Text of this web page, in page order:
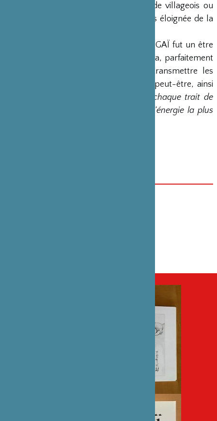
portraits de poètes mais également de villageois ou
citadins, d’une époque pas encore très éloignée de la
Mais que l’on ne s’y trompe pas : SENGAÏ fut un être
exceptionnel, maître zen et bodhisattva, parfaitement
éveillé. S’il a choisi l’humour pour transmettre les
enseignements les plus graves, c’est peut-être, ainsi
chaque trait de
mon pinceau est l’aboutissement de l’énergie la plus